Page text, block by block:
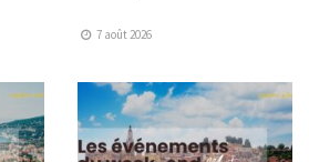
7 août 2026